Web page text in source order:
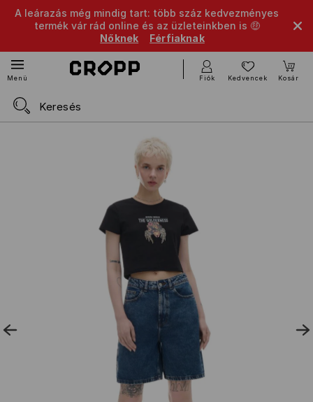
A leárazás még mindig tart: több száz kedvezményes
termék vár rád online és az üzleteinkben is 🤑
Nőknek
Férfiaknak
Menü Fiók Kedvencek Kosár